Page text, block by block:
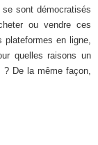
sont démocratisés
ou vendre ces
en ligne,
quelles raisons un
De la même façon,